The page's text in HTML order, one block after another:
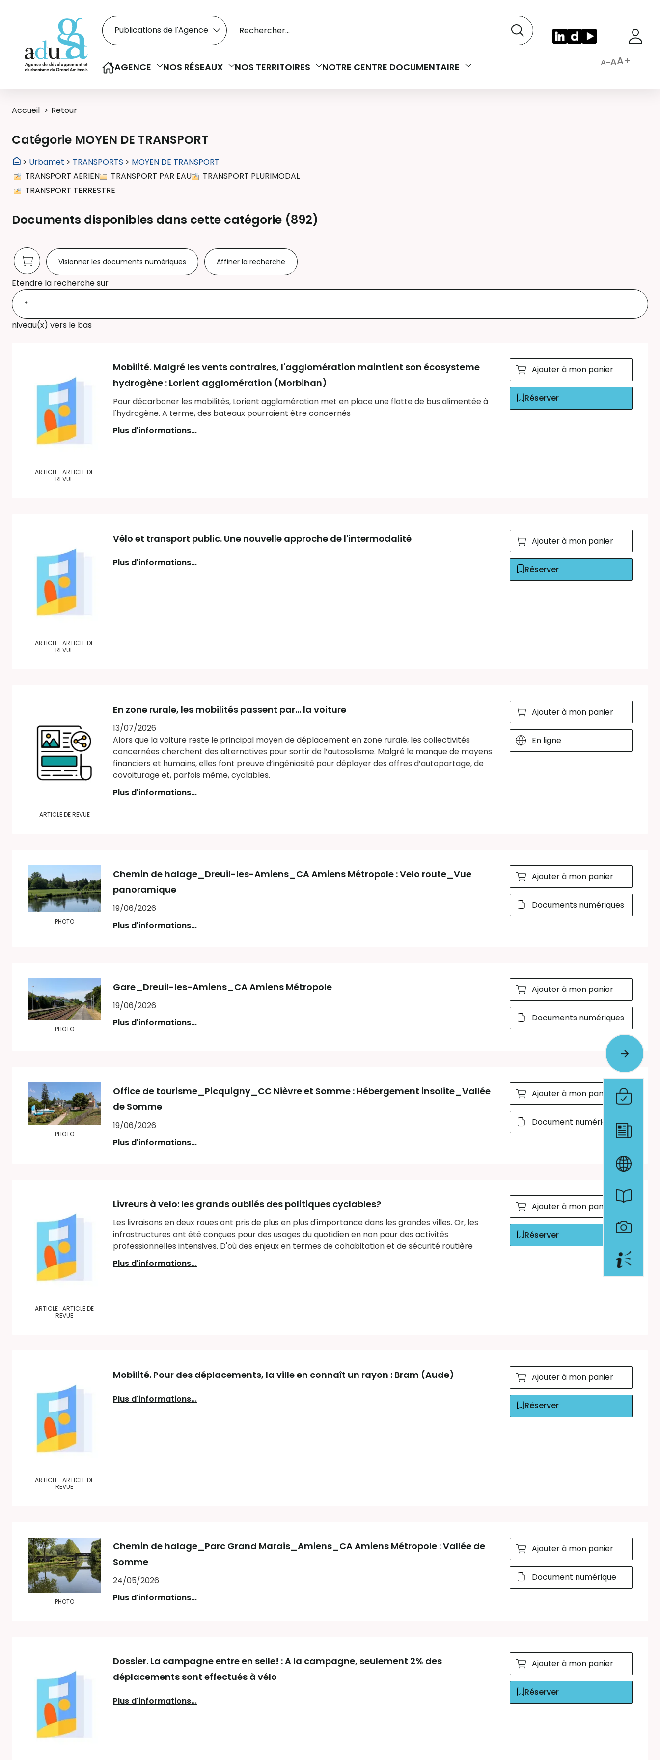
Rechercher dans le catalogue
Recherche
Sélectionner le type de la recherche
AGENCE NOS RÉSEAUX NOS TERRITOIRES NOTRE CENTRE DOCUMENTAIRE A-AA+
Accueil Retour
Catégorie MOYEN DE TRANSPORT
> Urbamet > TRANSPORTS > MOYEN DE TRANSPORT
TRANSPORT AERIEN
TRANSPORT PAR EAU
TRANSPORT PLURIMODAL
TRANSPORT TERRESTRE
Documents disponibles dans cette catégorie (892)
Visionner les documents numériques Affiner la recherche
Etendre la recherche sur
niveau(x) vers le bas
ARTICLE : ARTICLE DE
REVUE
Mobilité. Malgré les vents contraires, l'agglomération maintient son écosysteme
hydrogène : Lorient agglomération (Morbihan)
Pour décarboner les mobilités, Lorient agglomération met en place une flotte de bus alimentée à
l'hydrogène. A terme, des bateaux pourraient être concernés
Plus d'informations...
Ajouter à mon panier
Réserver
ARTICLE : ARTICLE DE
REVUE
Vélo et transport public. Une nouvelle approche de l'intermodalité
Plus d'informations...
Ajouter à mon panier
Réserver
ARTICLE DE REVUE
En zone rurale, les mobilités passent par… la voiture
13/07/2026
Alors que la voiture reste le principal moyen de déplacement en zone rurale, les collectivités
concernées cherchent des alternatives pour sortir de l’autosolisme. Malgré le manque de moyens
financiers et humains, elles font preuve d’ingéniosité pour déployer des offres d’autopartage, de
covoiturage et, parfois même, cyclables.
Plus d'informations...
Ajouter à mon panier
En ligne
PHOTO
Chemin de halage_Dreuil-les-Amiens_CA Amiens Métropole : Velo route_Vue
panoramique
19/06/2026
Plus d'informations...
Ajouter à mon panier
Documents numériques
PHOTO
Gare_Dreuil-les-Amiens_CA Amiens Métropole
19/06/2026
Plus d'informations...
Ajouter à mon panier
Documents numériques
PHOTO
Office de tourisme_Picquigny_CC Nièvre et Somme : Hébergement insolite_Vallée
de Somme
19/06/2026
Plus d'informations...
Ajouter à mon panier
Document numérique
ARTICLE : ARTICLE DE
REVUE
Livreurs à velo: les grands oubliés des politiques cyclables?
Les livraisons en deux roues ont pris de plus en plus d'importance dans les grandes villes. Or, les
infrastructures ont été conçues pour des usages du quotidien en non pour des activités
professionnelles intensives. D'où des enjeux en termes de cohabitation et de sécurité routière
Plus d'informations...
Ajouter à mon panier
Réserver
ARTICLE : ARTICLE DE
REVUE
Mobilité. Pour des déplacements, la ville en connaît un rayon : Bram (Aude)
Plus d'informations...
Ajouter à mon panier
Réserver
PHOTO
Chemin de halage_Parc Grand Marais_Amiens_CA Amiens Métropole : Vallée de
Somme
24/05/2026
Plus d'informations...
Ajouter à mon panier
Document numérique
Dossier. La campagne entre en selle! : A la campagne, seulement 2% des
déplacements sont effectués à vélo
Plus d'informations...
Ajouter à mon panier
Réserver